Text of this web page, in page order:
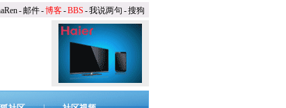
-邮件-博客-BBS -我说两句 -搜狗